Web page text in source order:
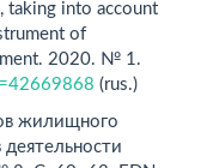
taking into account
of
2020. № 1.
(rus.)
жилищного
деятельности